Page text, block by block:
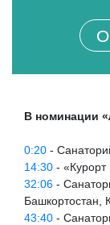
В номинации
0:20 -
14:30 -
32:06 -
Башкортостан,
43:40 -